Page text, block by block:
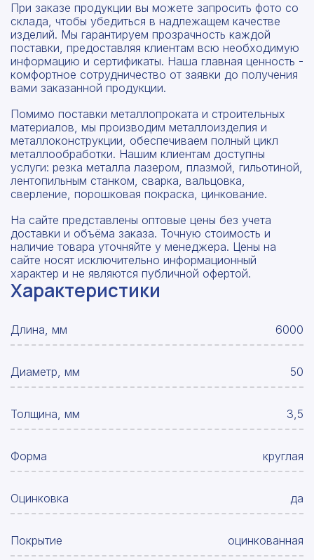
При заказе продукции вы можете запросить фото со
склада, чтобы убедиться в надлежащем качестве
изделий. Мы гарантируем прозрачность каждой
поставки, предоставляя клиентам всю необходимую
информацию и сертификаты. Наша главная ценность -
комфортное сотрудничество от заявки до получения
вами заказанной продукции.
Помимо поставки металлопроката и строительных
материалов, мы производим металлоизделия и
металлоконструкции, обеспечиваем полный цикл
металлообработки. Нашим клиентам доступны
услуги: резка металла лазером, плазмой, гильотиной,
лентопильным станком, сварка, вальцовка,
сверление, порошковая покраска, цинкование.
На сайте представлены оптовые цены без учета
доставки и объёма заказа. Точную стоимость и
наличие товара уточняйте у менеджера. Цены на
сайте носят исключительно информационный
характер и не являются публичной офертой.
Характеристики
Длина, мм 6000
Диаметр, мм 50
Толщина, мм 3,5
Форма круглая
Оцинковка да
Покрытие оцинкованная